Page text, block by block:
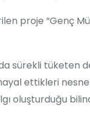
proje “Genç
sürekli tüketen
ettikleri
oluşturduğu